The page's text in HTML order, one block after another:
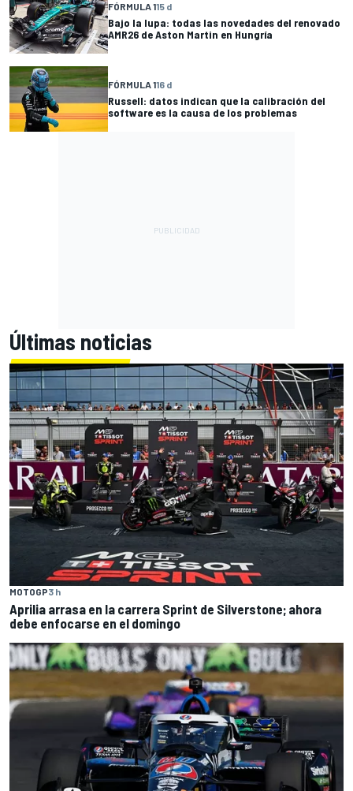
FÓRMULA 115 d
Bajo la lupa: todas las novedades del renovado
AMR26 de Aston Martin en Hungría
FÓRMULA 116 d
Russell: datos indican que la calibración del
software es la causa de los problemas
Últimas noticias
MOTOGP3 h
Aprilia arrasa en la carrera Sprint de Silverstone; ahora
debe enfocarse en el domingo